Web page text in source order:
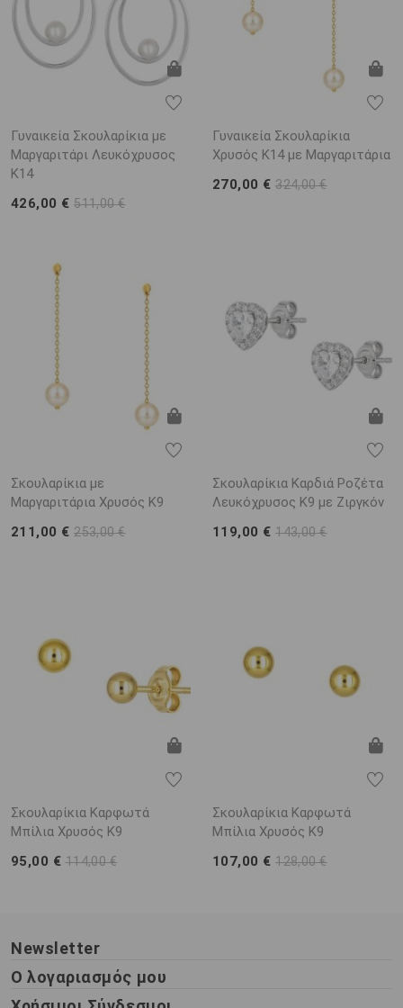
Γυναικεία Σκουλαρίκια με
Μαργαριτάρι Λευκόχρυσος
K14
426,00 €511,00 €
Γυναικεία Σκουλαρίκια
Χρυσός K14 με Μαργαριτάρια
270,00 €324,00 €
Σκουλαρίκια με
Μαργαριτάρια Χρυσός K9
211,00 €253,00 €
Σκουλαρίκια Καρδιά Ροζέτα
Λευκόχρυσος Κ9 με Ζιργκόν
119,00 €143,00 €
Σκουλαρίκια Καρφωτά
Μπίλια Χρυσός Κ9
95,00 € 114,00 €
Σκουλαρίκια Καρφωτά
Μπίλια Χρυσός Κ9
107,00 €128,00 €
Newsletter
Ο λογαριασμός μου